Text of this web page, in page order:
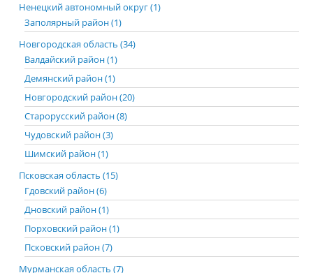
Ненецкий автономный округ (1)
Заполярный район (1)
Новгородская область (34)
Валдайский район (1)
Демянский район (1)
Новгородский район (20)
Старорусский район (8)
Чудовский район (3)
Шимский район (1)
Псковская область (15)
Гдовский район (6)
Дновский район (1)
Порховский район (1)
Псковский район (7)
Мурманская область (7)